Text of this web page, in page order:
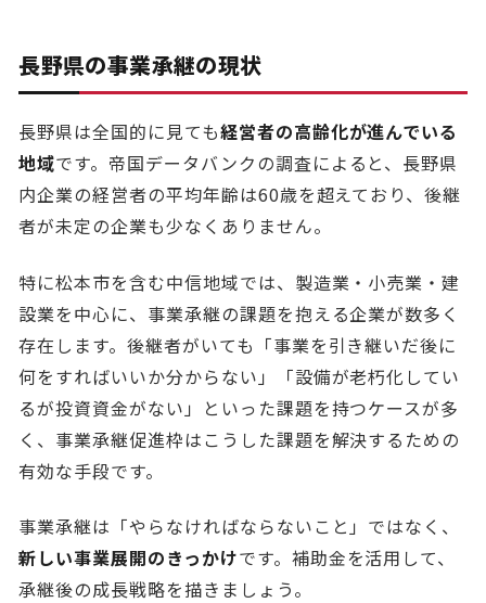
長野県の事業承継の現状
長野県は全国的に見ても経営者の高齢化が進んでいる
地域です。帝国データバンクの調査によると、長野県
内企業の経営者の平均年齢は60歳を超えており、後継
者が未定の企業も少なくありません。
特に松本市を含む中信地域では、製造業・小売業・建
設業を中心に、事業承継の課題を抱える企業が数多く
存在します。後継者がいても「事業を引き継いだ後に
何をすればいいか分からない」「設備が老朽化してい
るが投資資金がない」といった課題を持つケースが多
く、事業承継促進枠はこうした課題を解決するための
有効な手段です。
事業承継は「やらなければならないこと」ではなく、
新しい事業展開のきっかけです。補助金を活用して、
承継後の成長戦略を描きましょう。